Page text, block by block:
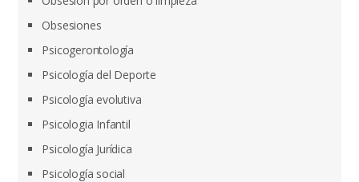
Obsesiones
Psicogerontología
Psicología del Deporte
Psicología evolutiva
Psicologia Infantil
Psicología Jurídica
Psicología social